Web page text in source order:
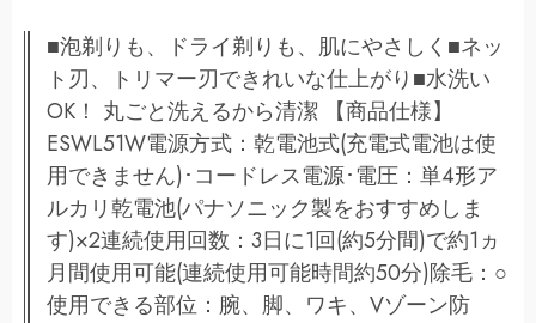
■泡剃りも、ドライ剃りも、肌にやさしく■ネッ
ト刃、トリマー刃できれいな仕上がり■水洗い
OK！ 丸ごと洗えるから清潔 【商品仕様】
ESWL51W電源方式：乾電池式(充電式電池は使
用できません)･コードレス電源･電圧：単4形ア
ルカリ乾電池(パナソニック製をおすすめしま
す)×2連続使用回数：3日に1回(約5分間)で約1ヵ
月間使用可能(連続使用可能時間約50分)除毛：○
使用できる部位：腕、脚、ワキ、Vゾーン防